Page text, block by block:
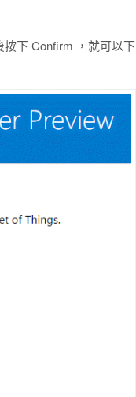
按下 Confirm ，就可以下